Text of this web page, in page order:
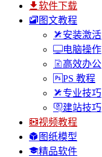
软件下载
图文教程
安装激活
电脑操作
高效办公
PS 教程
专业技巧
建站技巧
视频教程
图纸模型
精品软件